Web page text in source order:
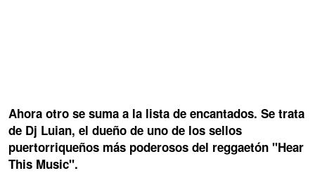
Ahora otro se suma a la lista de encantados. Se trata
de Dj Luian, el dueño de uno de los sellos
puertorriqueños más poderosos del reggaetón "Hear
This Music".